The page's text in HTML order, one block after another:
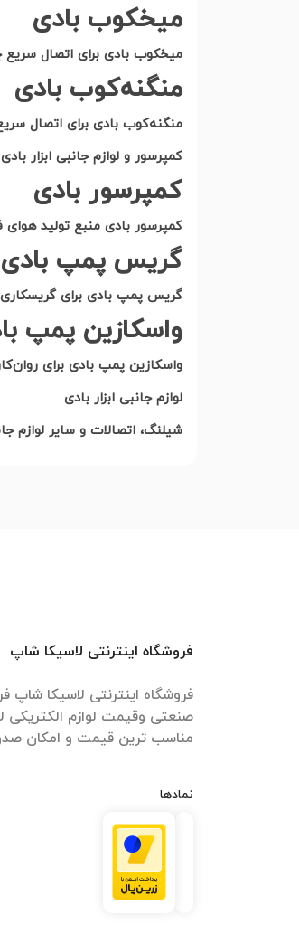
میخکوب بادی
میخکوب بادی برای اتصال
منگنه‌کوب بادی
منگنه‌کوب بادی برای اتصال
کمپرسور و لوازم جانبی ابزار بادی
کمپرسور بادی
کمپرسور بادی منبع تولید هوای
گریس پمپ بادی
گریس پمپ بادی برای
واسکازین پمپ
واسکازین پمپ بادی برای
لوازم جانبی ابزار بادی
شیلنگ، اتصالات و سایر لوازم
فروشگاه اینترنتی لاسیکا شاپ
فروشگاه اینترنتی لاسیکا
صنعتی وقیمت لوازم الکتریکی
مناسب ترین قیمت و امکان
نمادها